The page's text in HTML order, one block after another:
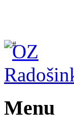
Menu